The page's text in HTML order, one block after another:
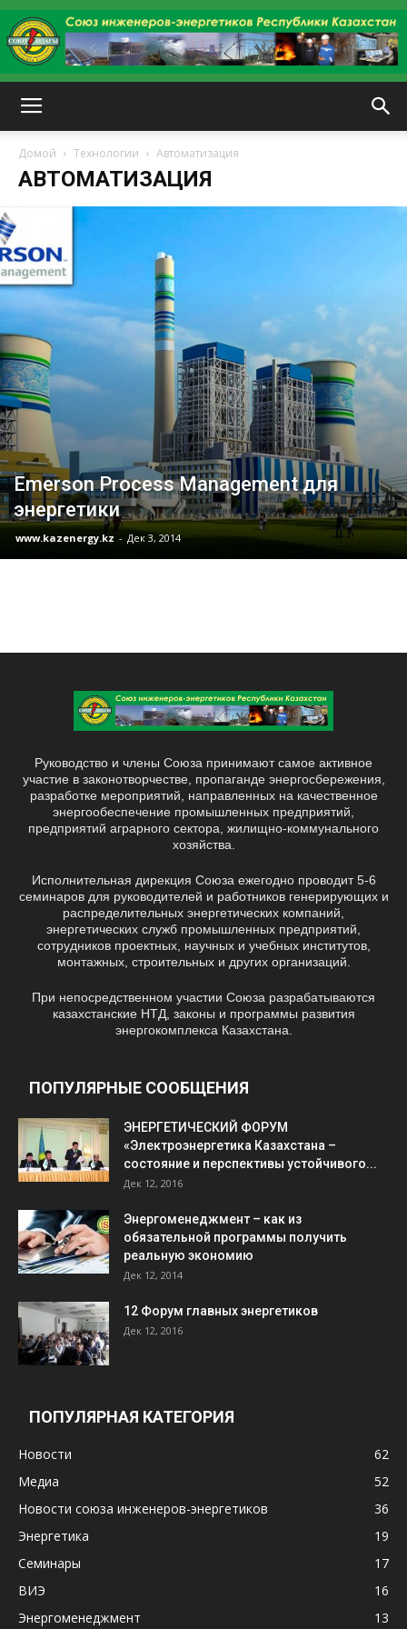
Домой Технологии Автоматизация
АВТОМАТИЗАЦИЯ
Emerson Process Management для
энергетики
www.kazenergy.kz - Дек 3, 2014
Руководство и члены Союза принимают самое активное
участие в законотворчестве, пропаганде энергосбережения,
разработке мероприятий, направленных на качественное
энергообеспечение промышленных предприятий,
предприятий аграрного сектора, жилищно-коммунального
хозяйства.
Исполнительная дирекция Союза ежегодно проводит 5-6
семинаров для руководителей и работников генерирующих и
распределительных энергетических компаний,
энергетических служб промышленных предприятий,
сотрудников проектных, научных и учебных институтов,
монтажных, строительных и других организаций.
При непосредственном участии Союза разрабатываются
казахстанские НТД, законы и программы развития
энергокомплекса Казахстана.
ПОПУЛЯРНЫЕ СООБЩЕНИЯ
ЭНЕРГЕТИЧЕСКИЙ ФОРУМ
«Электроэнергетика Казахстана –
состояние и перспективы устойчивого...
Дек 12, 2016
Энергоменеджмент – как из
обязательной программы получить
реальную экономию
Дек 12, 2014
12 Форум главных энергетиков
Дек 12, 2016
ПОПУЛЯРНАЯ КАТЕГОРИЯ
Новости
62
Медиа
52
Новости союза инженеров-энергетиков
36
Энергетика
19
Семинары
17
ВИЭ
16
Энергоменеджмент
13